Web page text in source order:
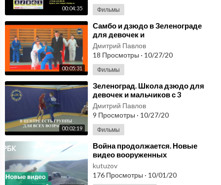
00:04:35 Фильмы
00:05:31
⁣Самбо и дзюдо в Зеленограде
для девочек и
мальчиков.2015kallista.com
Дмитрий Павлов
18 Просмотры · 10/27/20
Фильмы
00:02:19
⁣Зеленоград. Школа дзюдо для
девочек и мальчиков с 3
лет.205kallista.com
Дмитрий Павлов
9 Просмотры · 10/27/20
Фильмы
⁣Война продолжается. Новые
видео вооруженных
столкновений армий Армении и
Азербайджана
kutuzov
176 Просмотры · 10/01/20